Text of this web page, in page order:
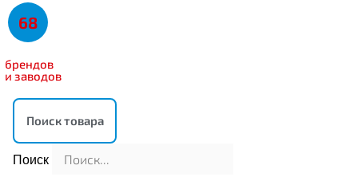
68
брендов
и заводов
Поиск